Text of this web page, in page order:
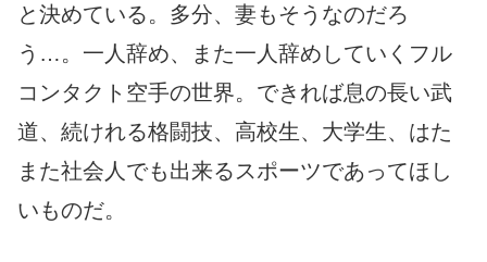
と決めている。多分、妻もそうなのだろ
う…。一人辞め、また一人辞めしていくフル
コンタクト空手の世界。できれば息の長い武
道、続けれる格闘技、高校生、大学生、はた
また社会人でも出来るスポーツであってほし
いものだ。